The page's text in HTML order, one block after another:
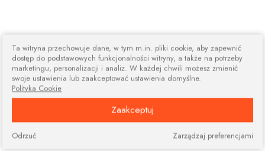
Ta witryna przechowuje dane, w tym m.in. pliki cookie, aby zapewnić
dostęp do podstawowych funkcjonalności witryny, a także na potrzeby
marketingu, personalizacji i analiz. W każdej chwili możesz zmienić
swoje ustawienia lub zaakceptować ustawienia domyślne.
Polityka Cookie
Zaakceptuj
Zarządzaj preferencjami
Odrzuć